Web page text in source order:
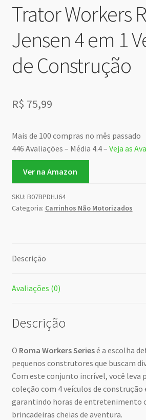
Trator Workers
Jensen 4 em 1
de Construção
R$ 75,99
Mais de 100 compras no mês passado
446 Avaliações – Média 4.4 – Veja as
Ver na Amazon
SKU: B07BPDHJ64
Categoria: Carrinhos Não Motorizados
Descrição
Avaliações (0)
Descrição
O Roma Workers Seriesé a escolha
pequenos construtores que buscam
Com este conjunto incrível, você leva
coleção com 4 veículos de construção
garantindo horas de entretenimento
brincadeiras cheias de aventura.